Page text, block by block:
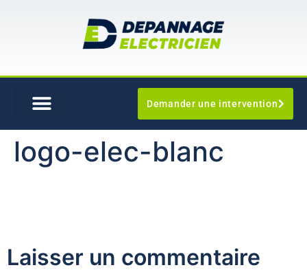
Demander une intervention
logo-elec-blanc
Laisser un commentaire